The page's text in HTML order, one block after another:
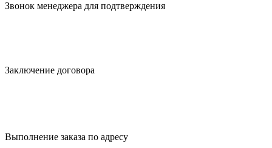
Звонок менеджера для подтверждения
Заключение договора
Выполнение заказа по адресу